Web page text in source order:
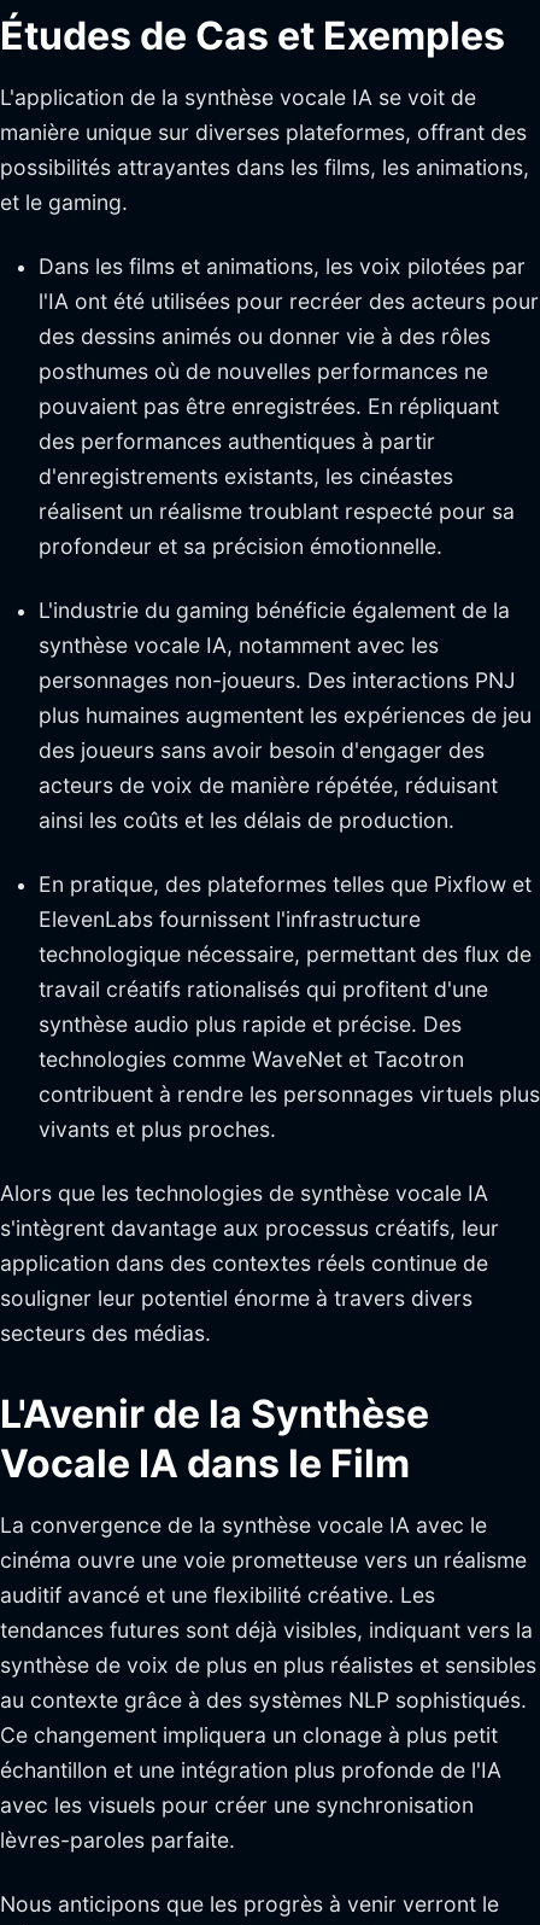
Études de Cas et Exemples
L'application de la synthèse vocale IA se voit de
manière unique sur diverses plateformes, offrant des
possibilités attrayantes dans les films, les animations,
et le gaming.
Dans les films et animations, les voix pilotées par
l'IA ont été utilisées pour recréer des acteurs pour
des dessins animés ou donner vie à des rôles
posthumes où de nouvelles performances ne
pouvaient pas être enregistrées. En répliquant
des performances authentiques à partir
d'enregistrements existants, les cinéastes
réalisent un réalisme troublant respecté pour sa
profondeur et sa précision émotionnelle.
L'industrie du gaming bénéficie également de la
synthèse vocale IA, notamment avec les
personnages non-joueurs. Des interactions PNJ
plus humaines augmentent les expériences de jeu
des joueurs sans avoir besoin d'engager des
acteurs de voix de manière répétée, réduisant
ainsi les coûts et les délais de production.
En pratique, des plateformes telles que Pixflow et
ElevenLabs fournissent l'infrastructure
technologique nécessaire, permettant des flux de
travail créatifs rationalisés qui profitent d'une
synthèse audio plus rapide et précise. Des
technologies comme WaveNet et Tacotron
contribuent à rendre les personnages virtuels plus
vivants et plus proches.
Alors que les technologies de synthèse vocale IA
s'intègrent davantage aux processus créatifs, leur
application dans des contextes réels continue de
souligner leur potentiel énorme à travers divers
secteurs des médias.
L'Avenir de la Synthèse
Vocale IA dans le Film
La convergence de la synthèse vocale IA avec le
cinéma ouvre une voie prometteuse vers un réalisme
auditif avancé et une flexibilité créative. Les
tendances futures sont déjà visibles, indiquant vers la
synthèse de voix de plus en plus réalistes et sensibles
au contexte grâce à des systèmes NLP sophistiqués.
Ce changement impliquera un clonage à plus petit
échantillon et une intégration plus profonde de l'IA
avec les visuels pour créer une synchronisation
lèvres-paroles parfaite.
Nous anticipons que les progrès à venir verront le